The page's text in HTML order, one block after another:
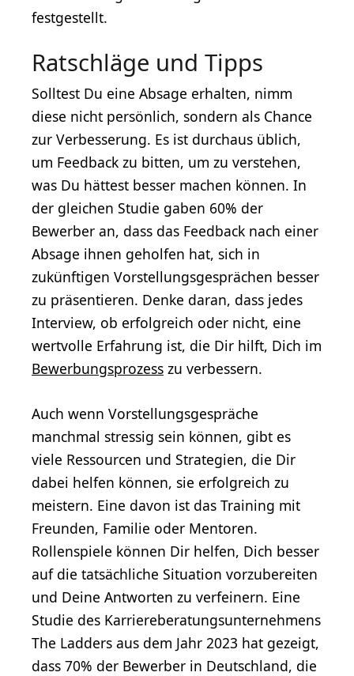
festgestellt.
Ratschläge und Tipps
Solltest Du eine Absage erhalten, nimm
diese nicht persönlich, sondern als Chance
zur Verbesserung. Es ist durchaus üblich,
um Feedback zu bitten, um zu verstehen,
was Du hättest besser machen können. In
der gleichen Studie gaben 60% der
Bewerber an, dass das Feedback nach einer
Absage ihnen geholfen hat, sich in
zukünftigen Vorstellungsgesprächen besser
zu präsentieren. Denke daran, dass jedes
Interview, ob erfolgreich oder nicht, eine
wertvolle Erfahrung ist, die Dir hilft, Dich im
Bewerbungsprozess zu verbessern.
Auch wenn Vorstellungsgespräche
manchmal stressig sein können, gibt es
viele Ressourcen und Strategien, die Dir
dabei helfen können, sie erfolgreich zu
meistern. Eine davon ist das Training mit
Freunden, Familie oder Mentoren.
Rollenspiele können Dir helfen, Dich besser
auf die tatsächliche Situation vorzubereiten
und Deine Antworten zu verfeinern. Eine
Studie des Karriereberatungsunternehmens
The Ladders aus dem Jahr 2023 hat gezeigt,
dass 70% der Bewerber in Deutschland, die